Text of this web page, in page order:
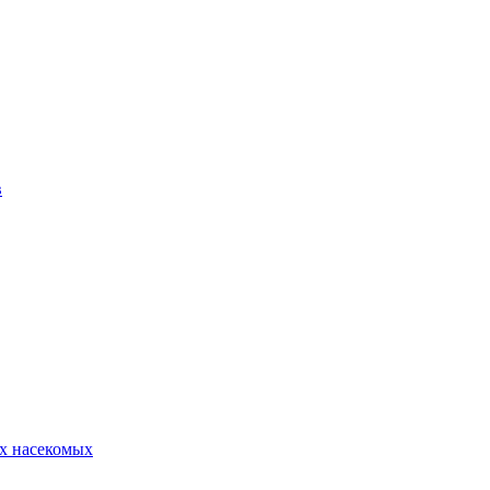
насекомых